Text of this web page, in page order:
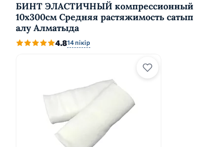
БИНТ ЭЛАСТИЧНЫЙ компрессионный
10х300см Средняя растяжимость сатып
алу Алматыда
4.814 пікір